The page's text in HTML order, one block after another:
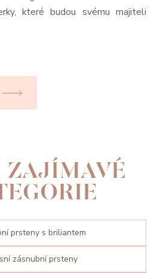
které budou svému majiteli
ZAJÍMAVÉ
prsteny s briliantem
zásnubní prsteny